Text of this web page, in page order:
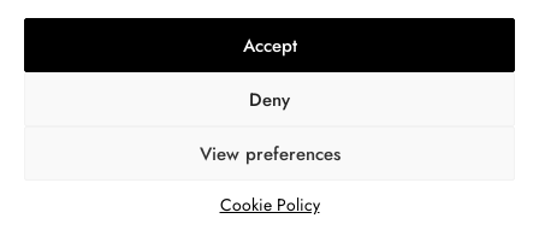
Accept
Deny
View preferences
Cookie Policy
Mas como se usa uma pulseira de mão de
fátima? A sabedoria tradicional afirma que é
melhor usá-la com a mão esquerda, pois esta é
a mão mais próxima do coração. Entretanto,
algumas pessoas canhotas preferem usá-la na